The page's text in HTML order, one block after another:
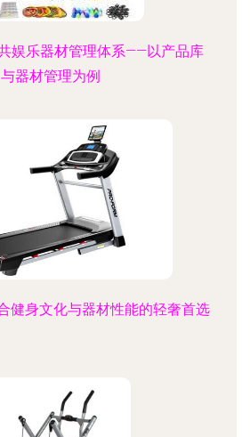
娱乐器材管理体系——以产品库
与器材管理为例
健身文化与器材性能的轻奢首选